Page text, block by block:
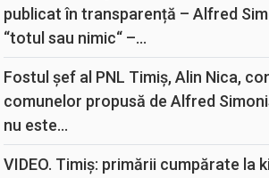
publicat în transparență – Alfred
“totul sau nimic“ –...
Fostul șef al PNL Timiș, Alin Nica,
comunelor propusă de Alfred
nu este...
VIDEO. Timiș: primării cumpărate la